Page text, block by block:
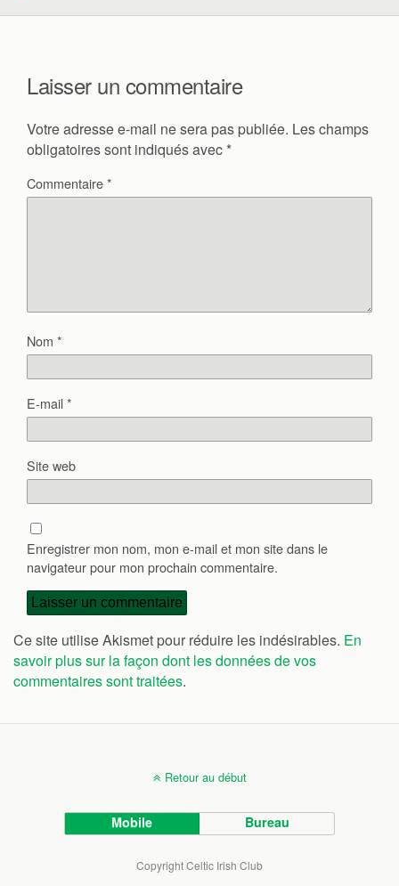
Laisser un commentaire
Votre adresse e-mail ne sera pas publiée. Les champs
obligatoires sont indiqués avec *
Commentaire*
Nom *
E-mail*
Site web
Enregistrer mon nom, mon e-mail et mon site dans le
navigateur pour mon prochain commentaire.
Ce site utilise Akismet pour réduire les indésirables. En
savoir plus sur la façon dont les données de vos
commentaires sont traitées.
Retour au début
Mobile Bureau
Copyright Celtic Irish Club